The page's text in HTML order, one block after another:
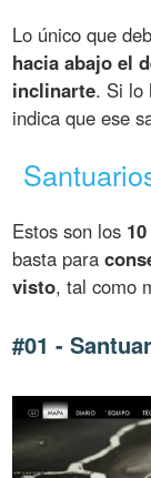
Lo único que
hacia abajo el
inclinarte. Si lo
indica que ese
Estos son los
basta para
visto, tal como
#01 -